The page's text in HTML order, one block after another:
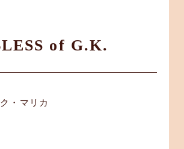
of G.K.
・マリカ